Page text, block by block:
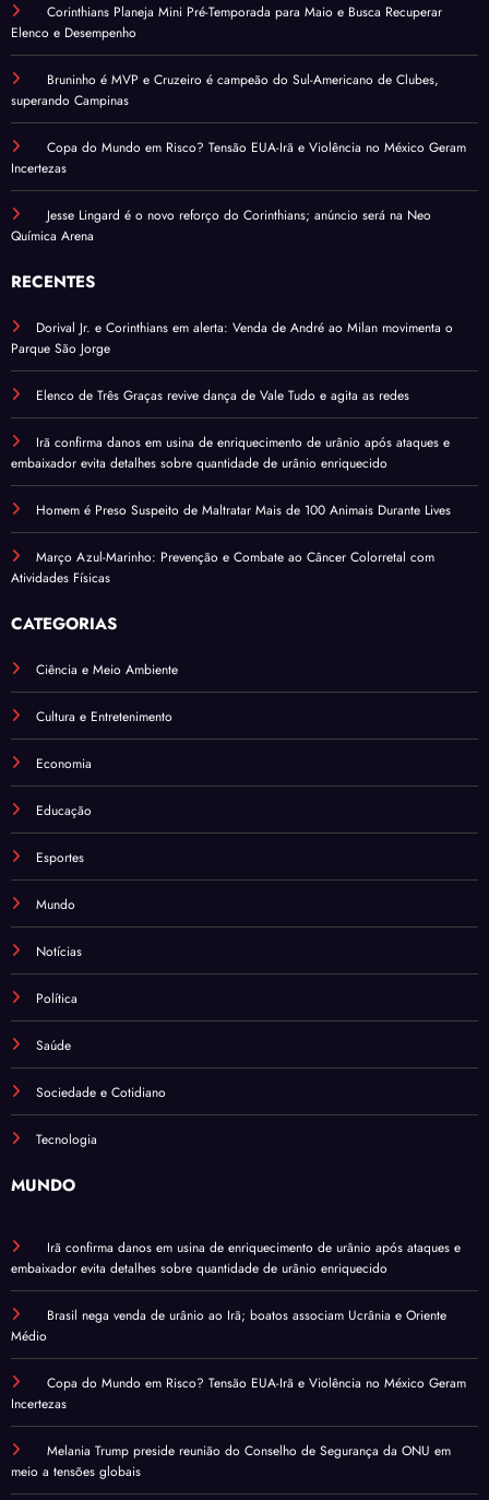
Corinthians Planeja Mini Pré-Temporada para Maio e Busca Recuperar
Elenco e Desempenho
Bruninho é MVP e Cruzeiro é campeão do Sul-Americano de Clubes,
superando Campinas
Copa do Mundo em Risco? Tensão EUA-Irã e Violência no México Geram
Incertezas
Jesse Lingard é o novo reforço do Corinthians; anúncio será na Neo
Química Arena
RECENTES
Dorival Jr. e Corinthians em alerta: Venda de André ao Milan movimenta o
Parque São Jorge
Elenco de Três Graças revive dança de Vale Tudo e agita as redes
Irã confirma danos em usina de enriquecimento de urânio após ataques e
embaixador evita detalhes sobre quantidade de urânio enriquecido
Homem é Preso Suspeito de Maltratar Mais de 100 Animais Durante Lives
Março Azul-Marinho: Prevenção e Combate ao Câncer Colorretal com
Atividades Físicas
CATEGORIAS
Ciência e Meio Ambiente
Cultura e Entretenimento
Economia
Educação
Esportes
Mundo
Notícias
Política
Saúde
Sociedade e Cotidiano
Tecnologia
MUNDO
Irã confirma danos em usina de enriquecimento de urânio após ataques e
embaixador evita detalhes sobre quantidade de urânio enriquecido
Brasil nega venda de urânio ao Irã; boatos associam Ucrânia e Oriente
Médio
Copa do Mundo em Risco? Tensão EUA-Irã e Violência no México Geram
Incertezas
Melania Trump preside reunião do Conselho de Segurança da ONU em
meio a tensões globais